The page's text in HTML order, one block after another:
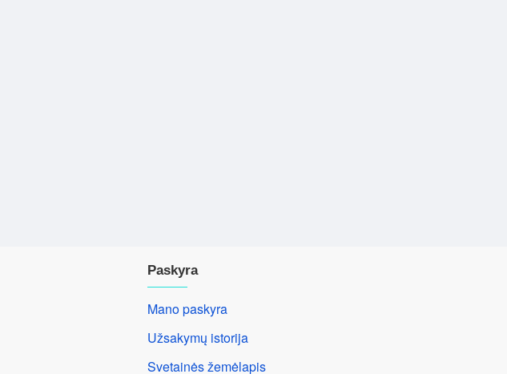
Paskyra
Mano paskyra
Užsakymų istorija
Svetainės žemėlapis